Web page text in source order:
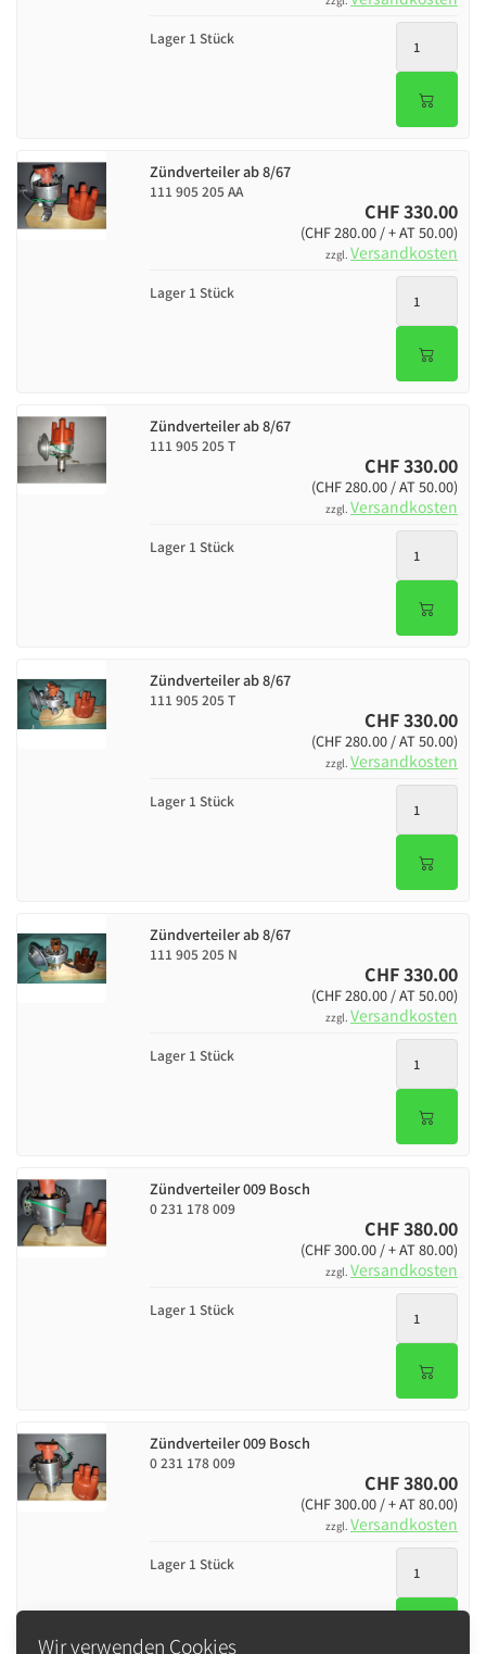
Wir verwenden Cookies
Lager 1 Stück
Zündverteiler ab 8/67
111 905 205 AA
CHF 330.00
(CHF 280.00 / + AT 50.00)
zzgl. Versandkosten
Lager 1 Stück
Zündverteiler ab 8/67
111 905 205 T
CHF 330.00
(CHF 280.00 / AT 50.00)
zzgl. Versandkosten
Lager 1 Stück
Zündverteiler ab 8/67
111 905 205 T
CHF 330.00
(CHF 280.00 / AT 50.00)
zzgl. Versandkosten
Lager 1 Stück
Zündverteiler ab 8/67
111 905 205 N
CHF 330.00
(CHF 280.00 / AT 50.00)
zzgl. Versandkosten
Lager 1 Stück
Zündverteiler 009 Bosch
0 231 178 009
CHF 380.00
(CHF 300.00 / + AT 80.00)
zzgl. Versandkosten
Lager 1 Stück
Zündverteiler 009 Bosch
0 231 178 009
CHF 380.00
(CHF 300.00 / + AT 80.00)
zzgl. Versandkosten
Lager 1 Stück